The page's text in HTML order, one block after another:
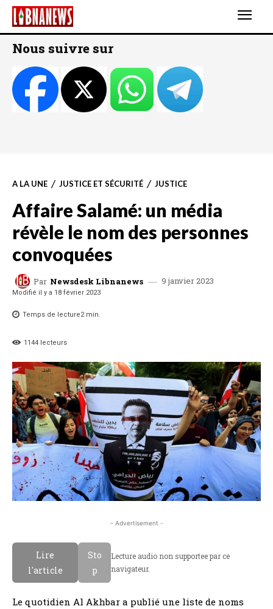
Nous suivre sur
A LA UNE JUSTICE ET SÉCURITÉ JUSTICE
Affaire Salamé: un média
révèle le nom des personnes
convoquées
Par Newsdesk Libnanews 9 janvier 2023
Modifié il y a 18 février 2023
Temps de lecture2min.
1144 lecteurs
- Advertisement -
Lire
l'article
Sto
p
Lecture audio non supportee par ce
navigateur.
Le quotidien Al Akhbar a publié une liste de noms